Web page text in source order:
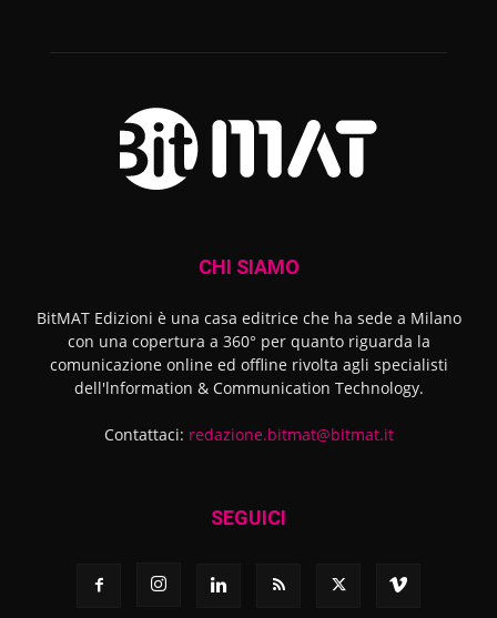
CHI SIAMO
BitMAT Edizioni è una casa editrice che ha sede a Milano
con una copertura a 360° per quanto riguarda la
comunicazione online ed offline rivolta agli specialisti
dell'lnformation & Communication Technology.
Contattaci: redazione.bitmat@bitmat.it
SEGUICI